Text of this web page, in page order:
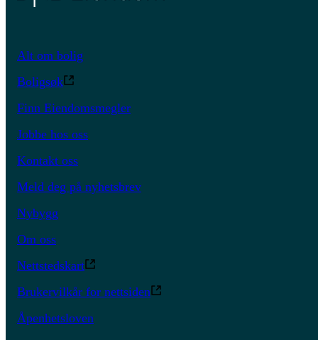
Alt om bolig
Boligsøk
Finn Eiendomsmegler
Jobbe hos oss
Kontakt oss
Meld deg på nyhetsbrev
Nybygg
Om oss
Nettstedskart
Brukervilkår for nettsiden
Åpenhetsloven